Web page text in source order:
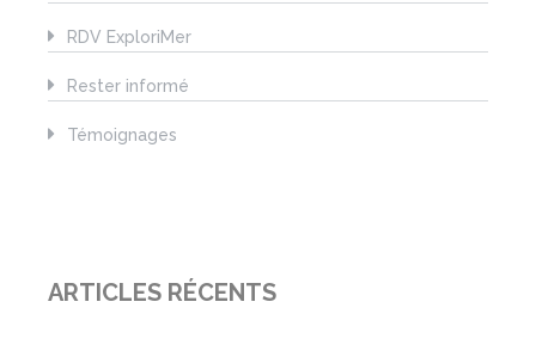
RDV ExploriMer
Rester informé
Témoignages
ARTICLES RÉCENTS